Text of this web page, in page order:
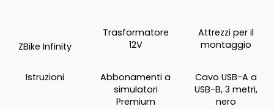
ZBike Infinity
Trasformatore
12V
Attrezzi per il
montaggio
Istruzioni
Abbonamenti a
simulatori
Premium
Cavo USB-A a
USB-B, 3 metri,
nero